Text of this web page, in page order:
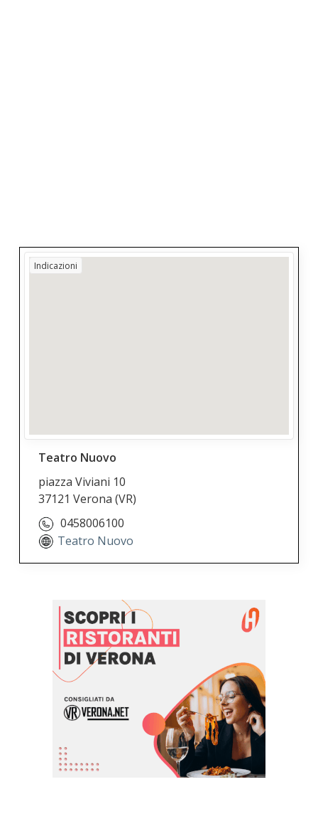
Indicazioni
Teatro Nuovo
piazza Viviani 10
37121 Verona(VR)
0458006100
Teatro Nuovo